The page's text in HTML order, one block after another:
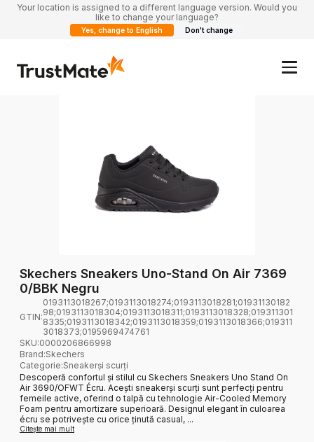
Your location is assigned to a different language version. Would you
like to change your language?
Yes, change to English Don't change
Skechers Sneakers Uno-Stand On Air 7369
0/BBK Negru
GTIN:
0193113018267;0193113018274;0193113018281;01931130182
98;0193113018304;0193113018311;0193113018328;019311301
8335;0193113018342;0193113018359;0193113018366;019311
3018373;0195969474761
SKU:0000206866998
Brand:Skechers
Categorie:Sneakerși scurți
Descoperă confortul și stilul cu Skechers Sneakers Uno Stand On
Air 3690/OFWT Écru. Acești sneakerși scurți sunt perfecți pentru
femeile active, oferind o talpă cu tehnologie Air-Cooled Memory
Foam pentru amortizare superioară. Designul elegant în culoarea
écru se potrivește cu orice ținută casual, ...
Citește mai mult